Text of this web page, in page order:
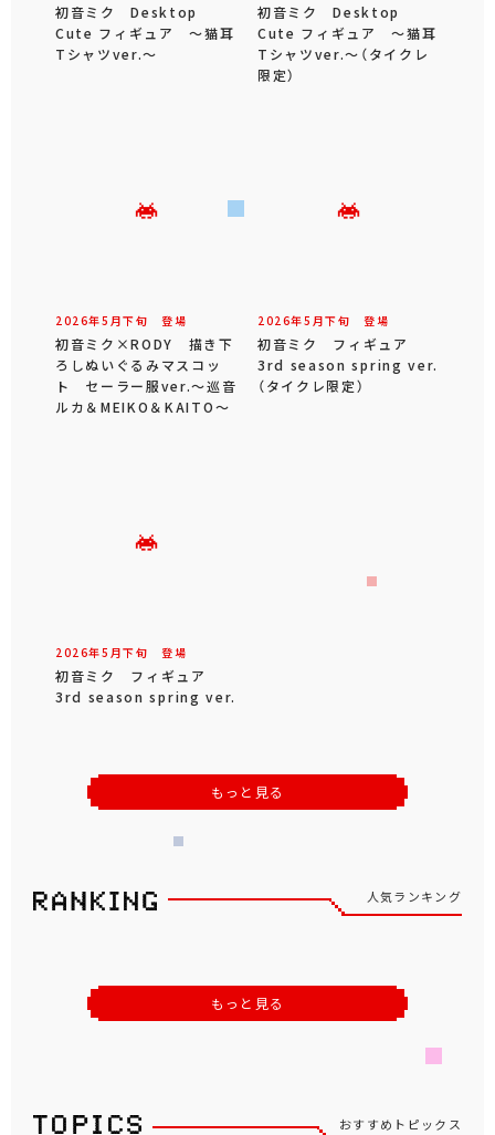
初音ミク Desktop
Cute フィギュア ～猫耳
Tシャツver.～
初音ミク Desktop
Cute フィギュア ～猫耳
Tシャツver.～（タイクレ
限定）
2026年5 月下旬 登場
初音ミク×RODY 描き下
ろしぬいぐるみマスコッ
ト セーラー服ver.～巡音
ルカ＆MEIKO＆KAITO～
2026年5 月下旬 登場
初音ミク フィギュア
3rd season spring ver.
（タイクレ限定）
2026年5 月下旬 登場
初音ミク フィギュア
3rd season spring ver.
もっと見る
人気ランキング
もっと見る
おすすめトピックス